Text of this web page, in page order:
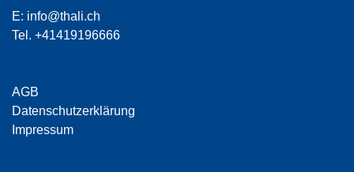
E: info@thali.ch
Tel. +41419196666
AGB
Datenschutzerklärung
Impressum